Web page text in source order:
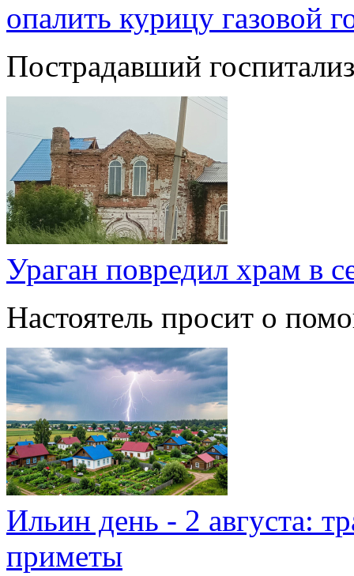
опалить курицу газовой
Пострадавший
Ураган повредил храм в
Настоятель просит о
Ильин день - 2 августа:
приметы